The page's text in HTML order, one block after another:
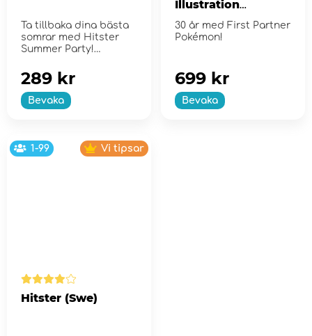
Ta tillbaka dina bästa
somrar med Hitster
Summer Party!
Bevaka
289 kr
Illustration
2
30 år med First Partner
Pokémon!
Bevaka
699 kr
1-99 Vi tipsar
Hitster (Swe)